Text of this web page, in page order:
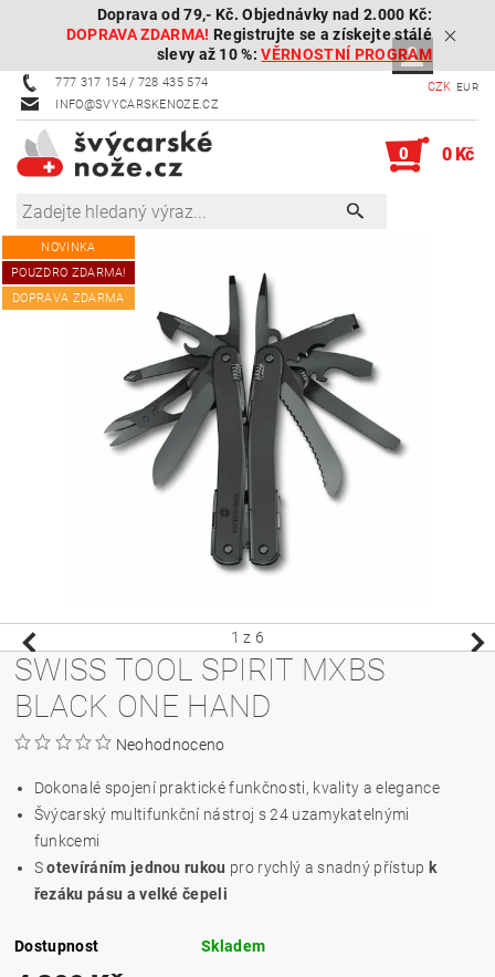
Doprava od 79,- Kč. Objednávky nad 2.000 Kč:
DOPRAVA ZDARMA! Registrujte se a získejte stálé
slevy až 10 %:VĚRNOSTNÍ PROGRAM
777 317 154 / 728 435 574
INFO@SVYCARSKENOZE.CZ
CZK EUR
0 0 Kč
NOVINKA
POUZDRO ZDARMA!
DOPRAVA ZDARMA
1 z 6
SWISS TOOL SPIRIT MXBS
BLACK ONE HAND
Neohodnoceno
Dokonalé spojení praktické funkčnosti, kvality a elegance
Švýcarský multifunkční nástroj s 24 uzamykatelnými
funkcemi
Sotevíráním jednou rukou pro rychlý a snadný přístup k
řezáku pásu a velké čepeli
Dostupnost Skladem